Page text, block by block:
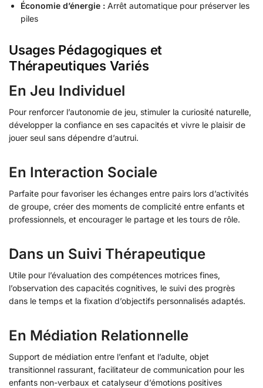
Économie d’énergie : Arrêt automatique pour préserver les
piles
Usages Pédagogiques et
Thérapeutiques Variés
En Jeu Individuel
Pour renforcer l’autonomie de jeu, stimuler la curiosité naturelle,
développer la confiance en ses capacités et vivre le plaisir de
jouer seul sans dépendre d’autrui.
En Interaction Sociale
Parfaite pour favoriser les échanges entre pairs lors d’activités
de groupe, créer des moments de complicité entre enfants et
professionnels, et encourager le partage et les tours de rôle.
Dans un Suivi Thérapeutique
Utile pour l’évaluation des compétences motrices fines,
l’observation des capacités cognitives, le suivi des progrès
dans le temps et la fixation d’objectifs personnalisés adaptés.
En Médiation Relationnelle
Support de médiation entre l’enfant et l’adulte, objet
transitionnel rassurant, facilitateur de communication pour les
enfants non-verbaux et catalyseur d’émotions positives